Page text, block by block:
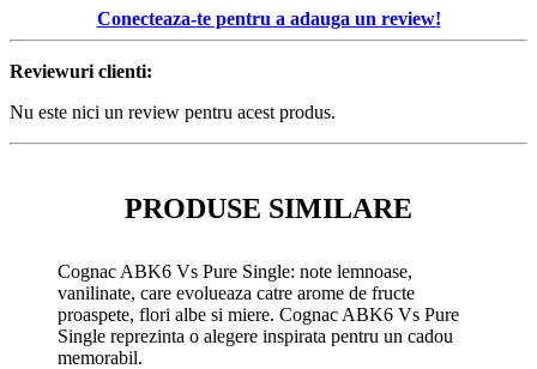
Conecteaza-te pentru a adauga un review!
Reviewuri clienti:
Nu este nici un review pentru acest produs.
PRODUSE SIMILARE
Cognac ABK6 Vs Pure Single: note lemnoase,
vanilinate, care evolueaza catre arome de fructe
proaspete, flori albe si miere. Cognac ABK6 Vs Pure
Single reprezinta o alegere inspirata pentru un cadou
memorabil.